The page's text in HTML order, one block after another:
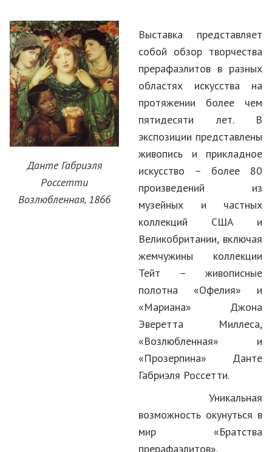
Данте Габриэля
Россетти
Возлюбленная, 1866
Выставка представляет
собой обзор творчества
прерафаэлитов в разных
областях искусства на
протяжении более чем
пятидесяти лет. В
экспозиции представлены
живопись и прикладное
искусство – более 80
произведений из
музейных и частных
коллекций США и
Великобритании, включая
жемчужины коллекции
Тейт – живописные
полотна «Офелия» и
«Мариана» Джона
Эверетта Миллеса,
«Возлюбленная» и
«Прозерпина» Данте
Габриэля Россетти.
Уникальная
возможность окунуться в
мир «Братства
прерафаэлитов».